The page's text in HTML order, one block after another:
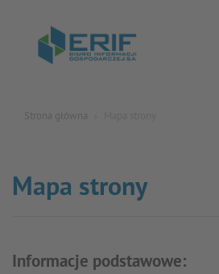
Strona główna
Mapa strony
Informacje podstawowe: